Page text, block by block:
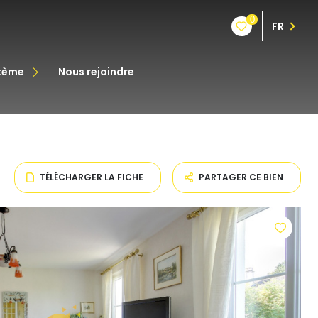
0 FR
nous rejoindre
TÉLÉCHARGER LA FICHE PARTAGER CE BIEN